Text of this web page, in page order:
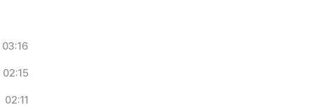
03:16
02:15
02:11